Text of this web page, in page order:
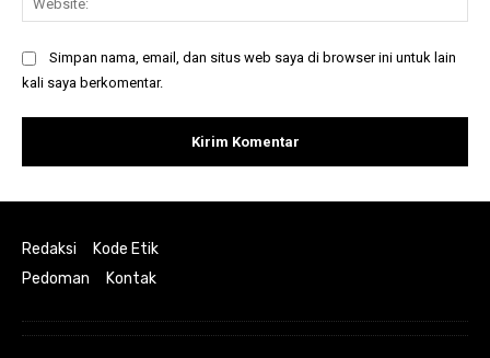
Simpan nama, email, dan situs web saya di browser ini untuk lain
kali saya berkomentar.
Redaksi
Kode Etik
Pedoman
Kontak